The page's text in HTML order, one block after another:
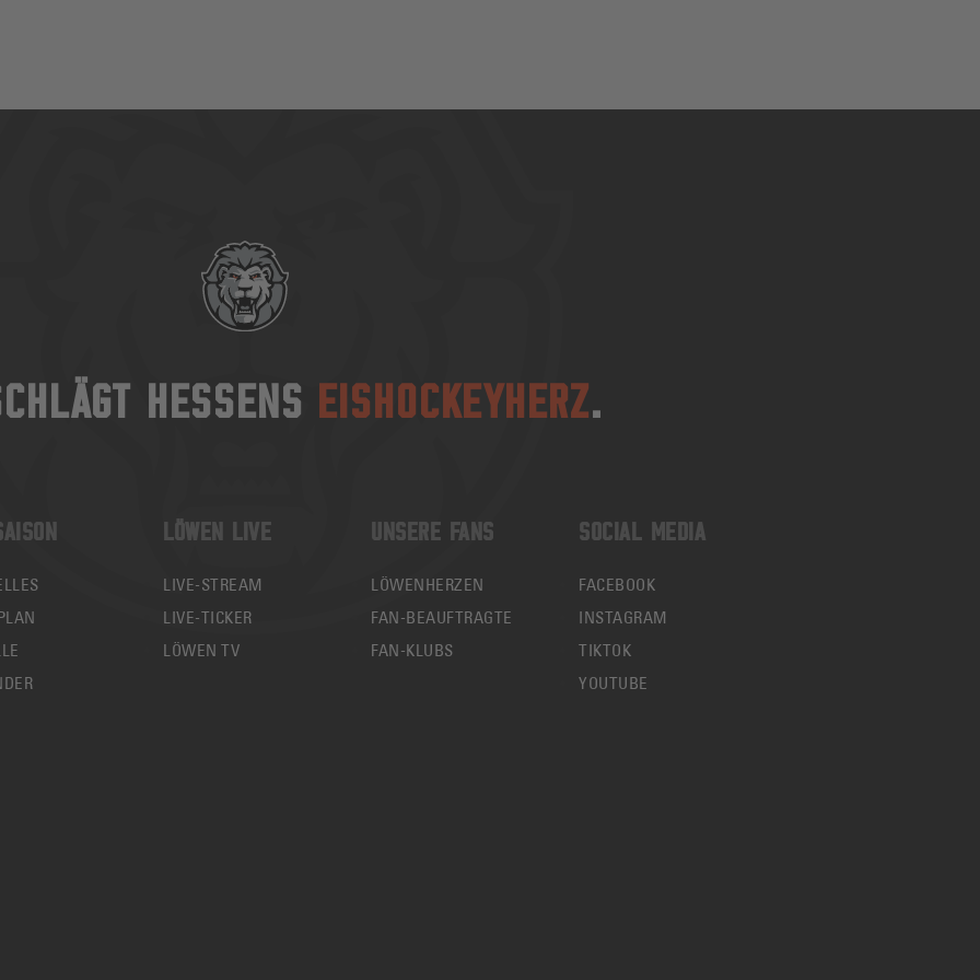
HESSENS EISHOCKEYHERZ.
LÖWEN LIVE
LIVE-STREAM
LIVE-TICKER
LÖWEN TV
UNSERE FANS
LÖWENHERZEN
FAN-BEAUFTRAGTE
FAN-KLUBS
SOCIAL MEDIA
FACEBOOK
INSTAGRAM
TIKTOK
YOUTUBE